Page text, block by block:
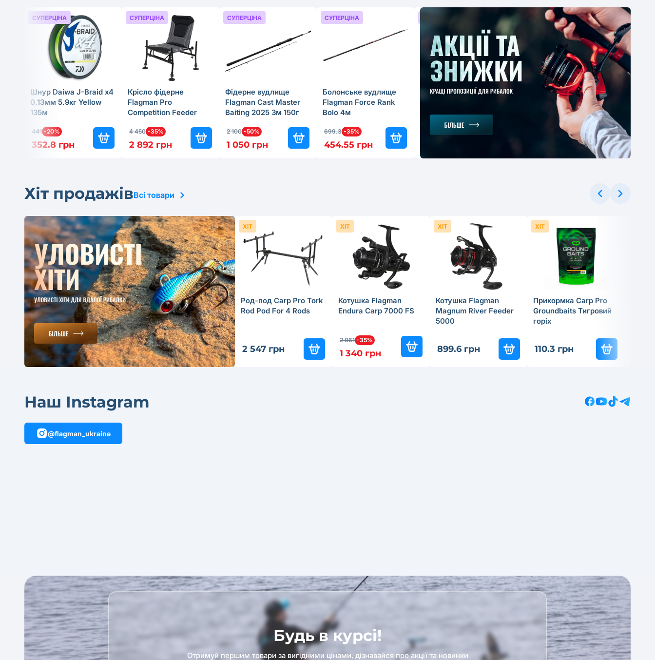
Болонське вудлище
Flagman Magnum Mod
Bolo 4м
СУПЕРЦІНА
Болонське вудлище
Flagman Force Rank
Bolo 4м
699.3 -35%
454.55 грн
СУПЕРЦІНА
Фідерне вудлище
Flagman Cast Master
Baiting 2025 3м 150г
2 100 -50%
1 050 грн
СУПЕРЦІНА
Крісло фідерне
Flagman Pro
Competition Feeder
4 450 -35%
2 892 грн
СУПЕРЦІНА
Шнур Daiwa J-Braid x4
0.13мм 5.9кг Yellow
135м
441 -20%
352.8 грн
СУПЕРЦІНА
Хіт продажівВсі товари
Род-под Carp Pro Tork
Rod Pod For 4 Rods
2 547 грн
ХІТ
Котушка Flagman
Endura Carp 7000 FS
2 061 -35%
1 340 грн
ХІТ
Котушка Flagman
Magnum River Feeder
5000
899.6 грн
ХІТ
Прикормка Carp Pro
Groundbaits Тигровий
горiх
110.3 грн
ХІТ
Наш Instagram
@flagman_ukraine
Будь в курсі!
Отримуй першим товари за вигідними цінами, дізнавайся про акції та новинки